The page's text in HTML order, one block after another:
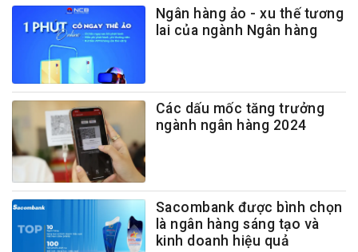
Ngân hàng ảo - xu thế tương
lai của ngành Ngân hàng
Các dấu mốc tăng trưởng
ngành ngân hàng 2024
Sacombank được bình chọn
là ngân hàng sáng tạo và
kinh doanh hiệu quả